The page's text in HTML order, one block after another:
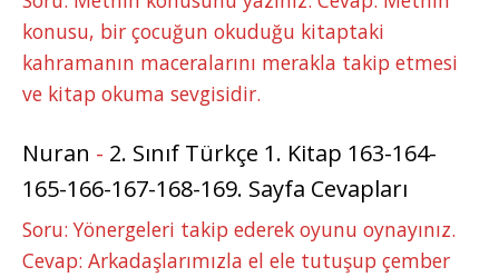
konusu, bir çocuğun okuduğu kitaptaki
kahramanın maceralarını merakla takip etmesi
ve kitap okuma sevgisidir.
Nuran - 2. Sınıf Türkçe 1. Kitap 163-164-
165-166-167-168-169. Sayfa Cevapları
Soru: Yönergeleri takip ederek oyunu oynayınız.
Cevap: Arkadaşlarımızla el ele tutuşup çember